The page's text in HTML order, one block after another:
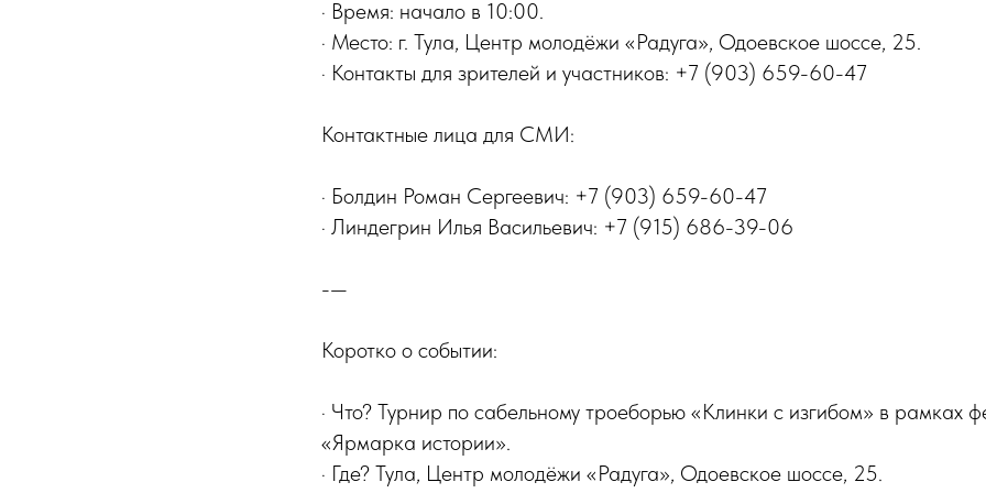
· Время: начало в 10:00.
· Место: г. Тула, Центр молодёжи «Радуга», Одоевское шоссе, 25.
· Контакты для зрителей и участников: +7 (903) 659-60-47
Контактные лица для СМИ:
· Болдин Роман Сергеевич: +7 (903) 659-60-47
· Линдегрин Илья Васильевич: +7 (915) 686-39-06
-—
Коротко о событии:
· Что? Турнир по сабельному троеборью «Клинки с изгибом» в рамках
«Ярмарка истории».
· Где? Тула, Центр молодёжи «Радуга», Одоевское шоссе, 25.